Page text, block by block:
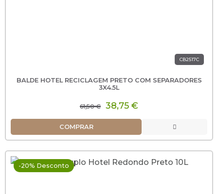
CB2517C
BALDE HOTEL RECICLAGEM PRETO COM SEPARADORES
3X4.5L
61,50 € 38,75 €
COMPRAR
-20% Desconto